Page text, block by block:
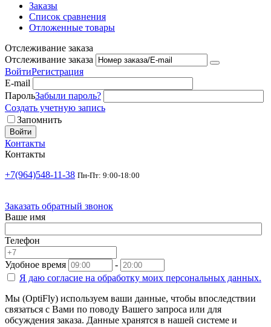
Заказы
Список сравнения
Отложенные товары
Отслеживание заказа
Отслеживание заказа
ВойтиРегистрация
E-mail
ПарольЗабыли пароль?
Создать учетную запись
Запомнить
Войти
Контакты
Контакты
+7(964)548-11-38 Пн-Пт: 9:00-18:00
Заказать обратный звонок
Ваше имя
Телефон
Удобное время
-
Я даю согласие на обработку моих персональных данных.
Мы (OptiFly) используем ваши данные, чтобы впоследствии
связаться с Вами по поводу Вашего запроса или для
обсуждения заказа. Данные хранятся в нашей системе и